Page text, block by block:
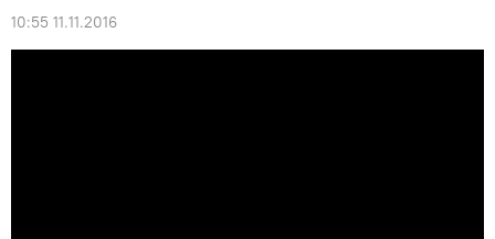
10:55 11.11.2016